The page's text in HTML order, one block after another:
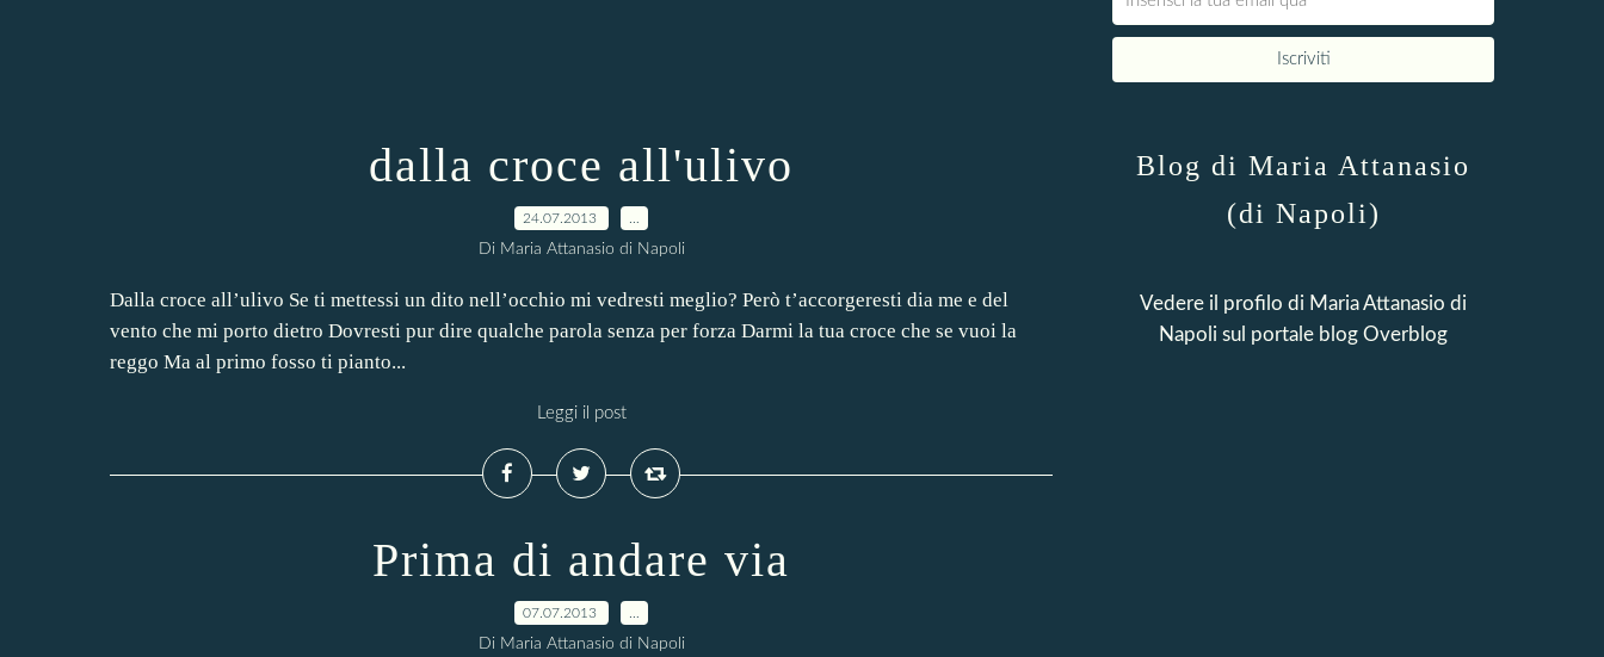
dalla croce all'ulivo
24.07.2013
Di Maria Attanasio di Napoli
Dalla croce all’ulivo Se ti mettessi un dito nell’occhio mi vedresti meglio? Però t’accorgeresti dia me e del
vento che mi porto dietro Dovresti pur dire qualche parola senza per forza Darmi la tua croce che se vuoi la
reggo Ma al primo fosso ti pianto...
Leggi il post
Prima di andare via
07.07.2013
Di Maria Attanasio di Napoli
Blog di Maria Attanasio
(di Napoli)
Vedere il profilo di Maria Attanasio di
Napoli sul portale blog Overblog